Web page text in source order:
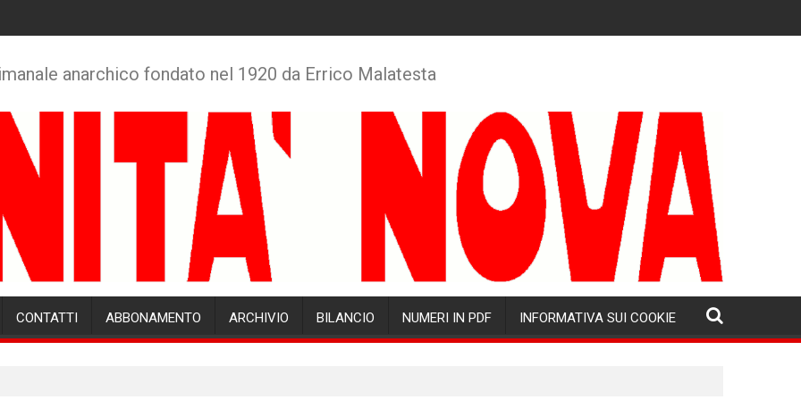
anarchico fondato nel 1920 da Errico Malatesta
CONTATTI ABBONAMENTO ARCHIVIO BILANCIO NUMERI IN PDF INFORMATIVA SUI COOKIE